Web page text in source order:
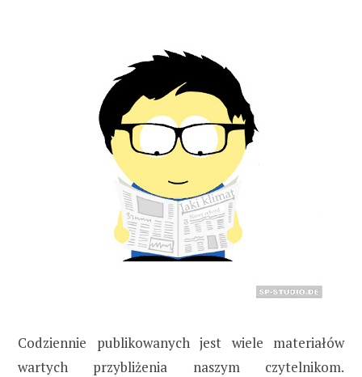
Codziennie publikowanych jest wiele materiałów
wartych przybliżenia naszym czytelnikom.